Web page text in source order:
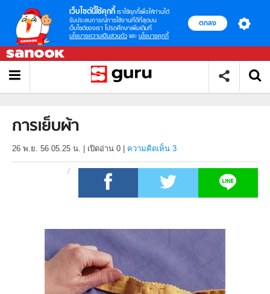
เว็บไซต์นี้ใช้คุกกี้ เราใช้คุกกี้เพื่อให้ท่านได้
รับประสบการณ์การใช้งานที่ดีที่สุดบน
เว็บไซต์ของเรา โปรดศึกษาเพิ่มเติมที่
นโยบายความเป็นส่วนตัว และ นโยบายคุกกี้
ตกลง
การเย็บผ้า
26 พ.ย. 56 05.25 น. เปิดอ่าน 0 ความคิดเห็น 3